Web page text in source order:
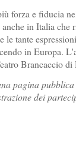
forza e fiducia
in Italia che
le tante
in Europa.
Brancaccio di
pagina
dei